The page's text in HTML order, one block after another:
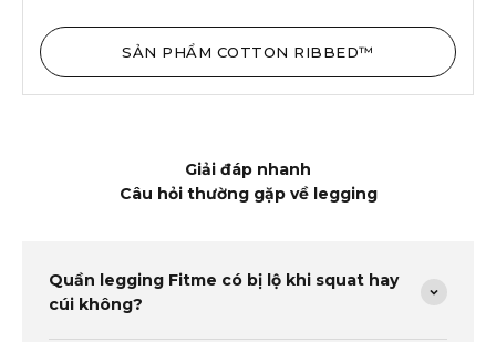
SẢN PHẨM COTTON RIBBED™
Giải đáp nhanh
Câu hỏi thường gặp về legging
Quần legging Fitme có bị lộ khi squat hay
cúi không?